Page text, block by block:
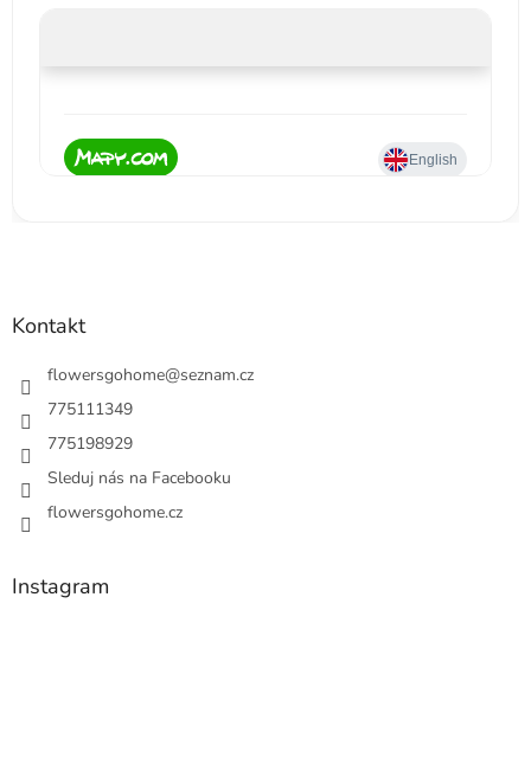
Kontakt
flowersgohome@seznam.cz
775111349
775198929
Sleduj nás na Facebooku
flowersgohome.cz
Instagram